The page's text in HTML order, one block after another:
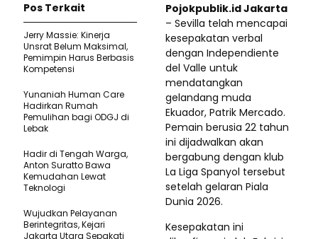
Pojokpublik.id Jakarta
– Sevilla telah mencapai
kesepakatan verbal
dengan Independiente
del Valle untuk
mendatangkan
gelandang muda
Ekuador, Patrik Mercado.
Pemain berusia 22 tahun
ini dijadwalkan akan
bergabung dengan klub
La Liga Spanyol tersebut
setelah gelaran Piala
Dunia 2026.
Kesepakatan ini
Pos Terkait
Jerry Massie: Kinerja
Unsrat Belum Maksimal,
Pemimpin Harus Berbasis
Kompetensi
Yunaniah Human Care
Hadirkan Rumah
Pemulihan bagi ODGJ di
Lebak
Hadir di Tengah Warga,
Anton Suratto Bawa
Kemudahan Lewat
Teknologi ​
Wujudkan Pelayanan
Berintegritas, Kejari
Jakarta Utara Sepakati